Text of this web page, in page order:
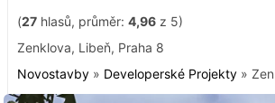
(27 hlasů, průměr: 4,96 z 5)
Zenklova, Libeň, Praha 8
Novostavby » Developerské Projekty »